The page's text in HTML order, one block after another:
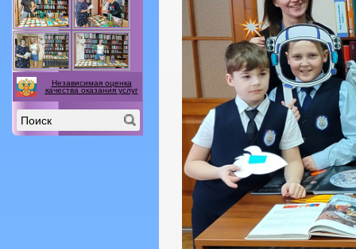
Независимая оценка
качества оказания услуг